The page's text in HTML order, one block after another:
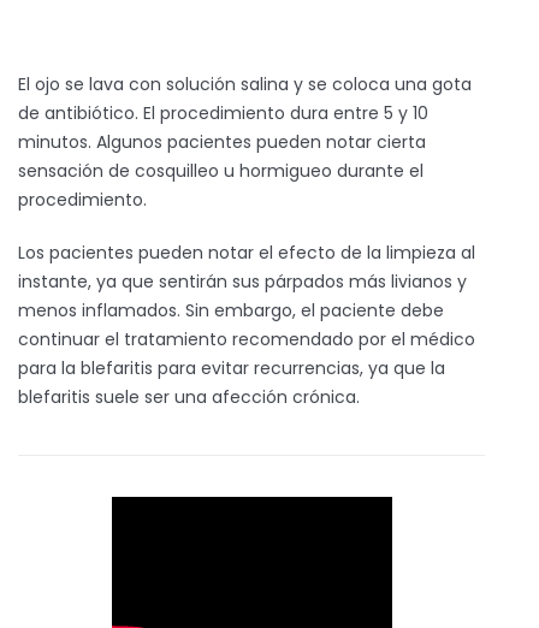
El ojo se lava con solución salina y se coloca una gota
de antibiótico. El procedimiento dura entre 5 y 10
minutos. Algunos pacientes pueden notar cierta
sensación de cosquilleo u hormigueo durante el
procedimiento.
Los pacientes pueden notar el efecto de la limpieza al
instante, ya que sentirán sus párpados más livianos y
menos inflamados. Sin embargo, el paciente debe
continuar el tratamiento recomendado por el médico
para la blefaritis para evitar recurrencias, ya que la
blefaritis suele ser una afección crónica.